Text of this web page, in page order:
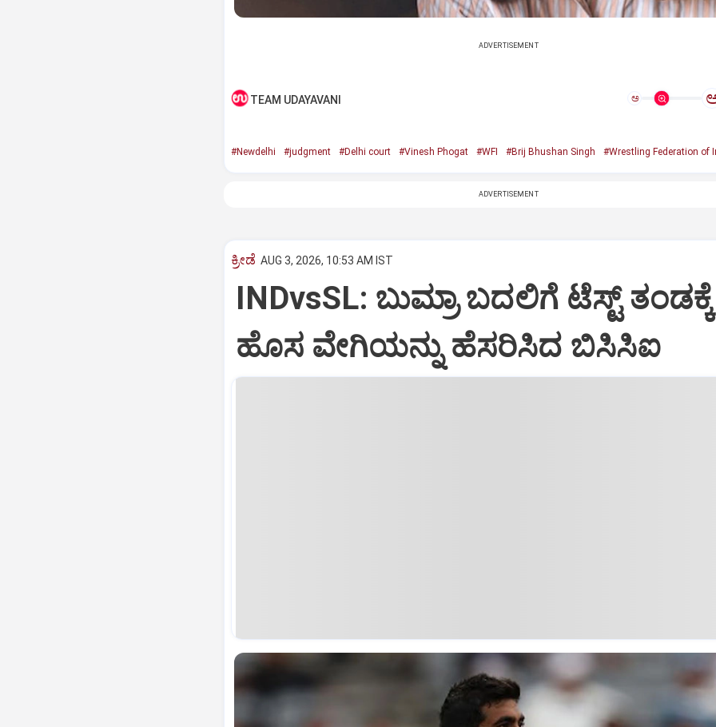
ADVERTISEMENT
TEAM UDAYAVANI ಅ
#Newdelhi #judgment #Delhi court #Vinesh Phogat #WFI #Brij Bhushan Singh #Wrestling Federation of
ADVERTISEMENT
ಕ್ರೀಡೆ AUG 3, 2026, 10:53 AM IST
INDvsSL: ಬುಮ್ರಾ ಬದಲಿಗೆ ಟೆಸ್ಟ್‌ ತಂಡಕ್ಕೆ
ಹೊಸ ವೇಗಿಯನ್ನು ಹೆಸರಿಸಿದ ಬಿಸಿಸಿಐ